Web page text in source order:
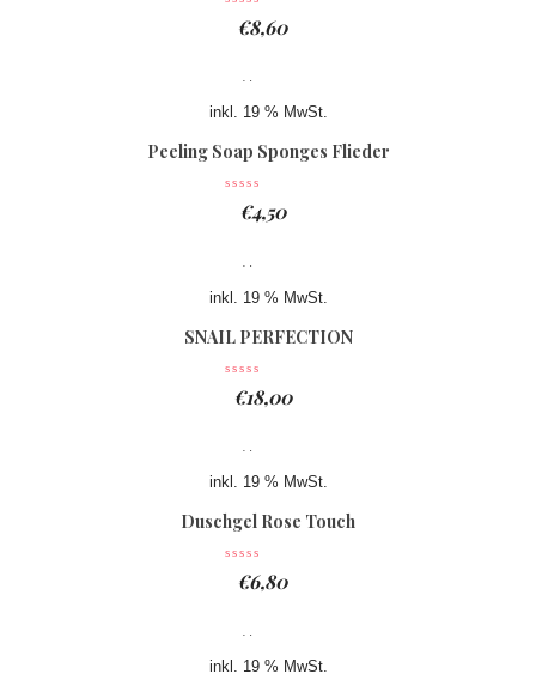
€8,60
inkl. 19 % MwSt.
Peeling Soap Sponges Flieder
€4,50
inkl. 19 % MwSt.
SNAIL PERFECTION
€18,00
inkl. 19 % MwSt.
Duschgel Rose Touch
€6,80
inkl. 19 % MwSt.